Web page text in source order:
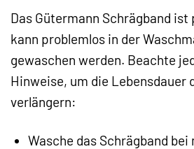
Das Gütermann Schrägband
kann problemlos in der
gewaschen werden. Beachte
Hinweise, um die Lebensdauer
verlängern:
Wasche das Schrägband bei